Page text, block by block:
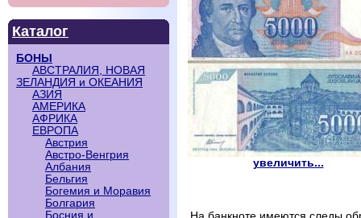
Каталог
БОНЫ
АВСТРАЛИЯ, НОВАЯ
ЗЕЛАНДИЯ и ОКЕАНИЯ
АЗИЯ
АМЕРИКА
АФРИКА
ЕВРОПА
Австрия
Австро-Венгрия
Албания
Бельгия
Богемия и Моравия
Болгария
Босния и
увеличить...